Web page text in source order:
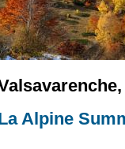
Alpine